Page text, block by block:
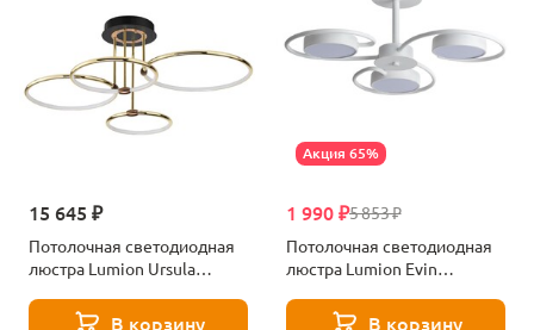
15 645 ₽
Потолочная светодиодная
люстра Lumion Ursula
коричневыйВ корзину
Акция 65%
5 853 ₽
1 990 ₽
Потолочная светодиодная
люстра Lumion Evin
В корзину